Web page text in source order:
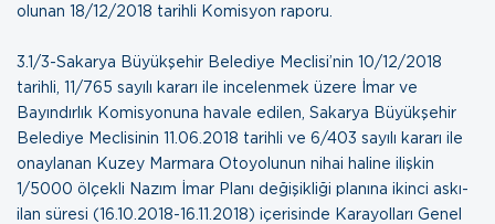
olunan 18/12/2018 tarihli Komisyon raporu
3.1/3-Sakarya Büyükşehir Belediye Meclisi’nin 10/12/2018
tarihli, 11/765 sayılı kararı ile incelenmek üzere İmar ve
Bayındırlık Komisyonuna havale edilen, Sakarya Büyükşehir
Belediye Meclisinin 11.06.2018 tarihli ve 6/403 sayılı kararı ile
onaylanan Kuzey Marmara Otoyolunun nihai haline ilişkin
1/5000 ölçekli Nazım İmar Planı değişikliği planına ikinci askı-
ilan süresi (16.10.2018-16.11.2018) içerisinde Karayolları Genel